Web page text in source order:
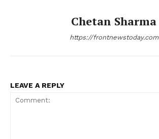
Chetan Sharma
https://frontnewstoday.com
LEAVE A REPLY